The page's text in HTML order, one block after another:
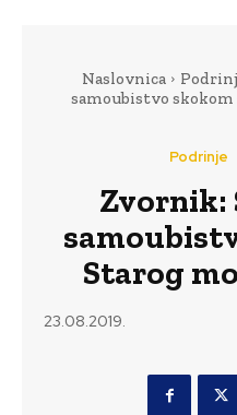
Naslovnica
samoubistvo skokom
Podrinje
Zvornik:
Starog
23.08.2019.